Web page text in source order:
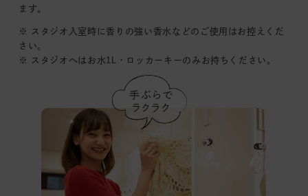
ます｡
※ スタジオ入室時に香りの強い香水などのご使用はお控えくだ
さい｡
※ スタジオへはお水1L・ロッカーキーのみお持ちください。